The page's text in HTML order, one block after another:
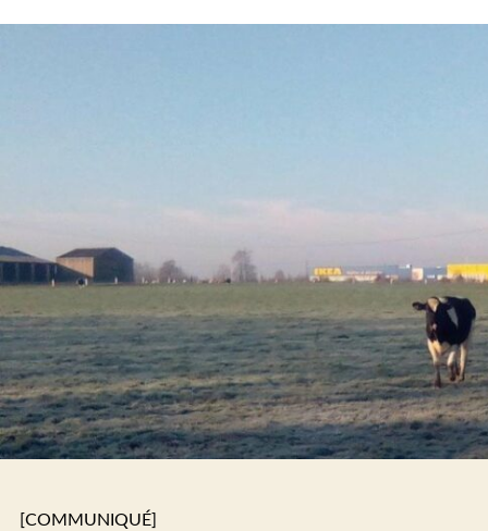
[COMMUNIQUÉ]